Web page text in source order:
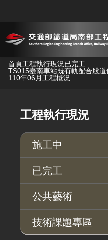
跳到主要內容
首頁工程執行現況已完工
TS015臺南車站既有軌配合股
110年06月工程概況
工程執行現況
施工中
已完工
公共藝術
技術課題專區